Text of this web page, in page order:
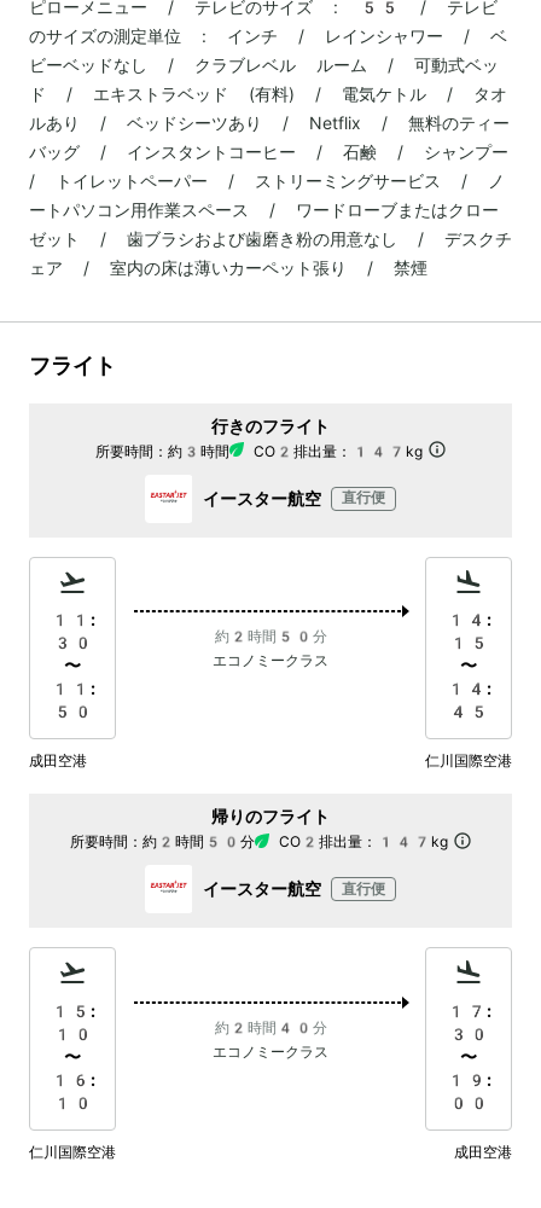
ピローメニュー / テレビのサイズ : 55 / テレビ
のサイズの測定単位 : インチ / レインシャワー / ベ
ビーベッドなし / クラブレベル ルーム / 可動式ベッ
ド / エキストラベッド (有料) / 電気ケトル / タオ
ルあり / ベッドシーツあり / Netflix / 無料のティー
バッグ / インスタントコーヒー / 石鹸 / シャンプー
/ トイレットペーパー / ストリーミングサービス / ノ
ートパソコン用作業スペース / ワードローブまたはクロー
ゼット / 歯ブラシおよび歯磨き粉の用意なし / デスクチ
ェア / 室内の床は薄いカーペット張り / 禁煙
フライト
行きのフライト
所要時間： 約3時間 CO2排出量： 147kg
イースター航空 直行便
11:
30
〜
11:
50
約2時間50分
エコノミークラス
14:
15
〜
14:
45
成田空港 仁川国際空港
帰りのフライト
所要時間： 約2時間50分 CO2排出量： 147kg
イースター航空 直行便
15:
10
〜
16:
10
約2時間40分
エコノミークラス
17:
30
〜
19:
00
仁川国際空港 成田空港